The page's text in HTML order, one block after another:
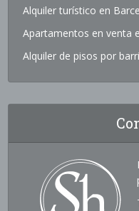
Alquiler turístico en
Apartamentos en venta
Alquiler de pisos por